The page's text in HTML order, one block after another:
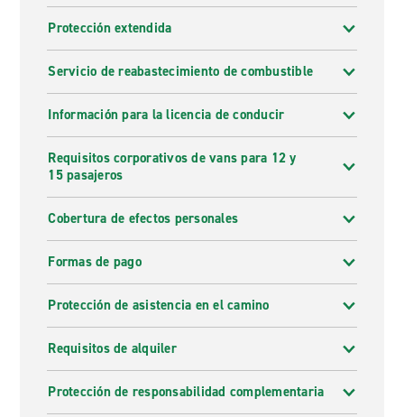
Protección extendida
Servicio de reabastecimiento de combustible
Información para la licencia de conducir
Requisitos corporativos de vans para 12 y
15 pasajeros
Cobertura de efectos personales
Formas de pago
Protección de asistencia en el camino
Requisitos de alquiler
Protección de responsabilidad complementaria